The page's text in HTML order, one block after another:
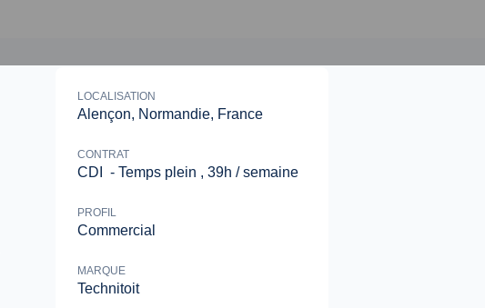
LOCALISATION
Alençon, Normandie, France
CONTRAT
CDI - Temps plein , 39h / semaine
PROFIL
Commercial
MARQUE
Technitoit